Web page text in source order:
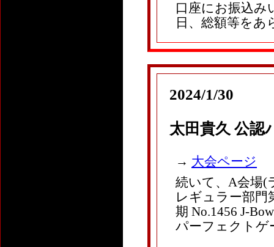
口座にお振込み
日、総額等を
2024/1/30
太田貴久 公認
→ 大会ページ
続いて、A会場(
レギュラー部門
期 No.1456 J-
パーフェクトゲ